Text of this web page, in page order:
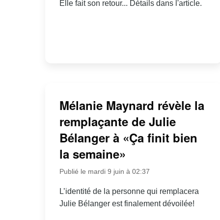
Elle fait son retour... Détails dans l'article.
Mélanie Maynard révèle la
remplaçante de Julie
Bélanger à «Ça finit bien
la semaine»
Publié le mardi 9 juin à 02:37
L’identité de la personne qui remplacera
Julie Bélanger est finalement dévoilée!